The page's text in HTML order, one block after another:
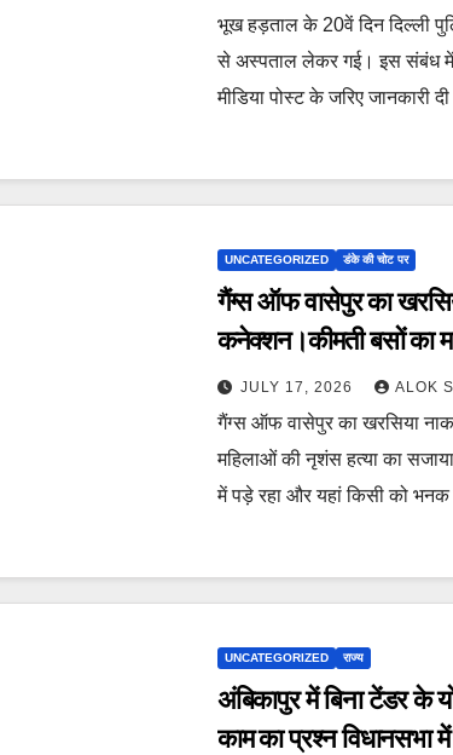
प्रदर्शनकारियों से शांति
भूख हड़ताल के 20वें दिन दिल्ली
से अस्पताल लेकर गई। इस संबंध में
मीडिया पोस्ट के जरिए जानकारी
UNCATEGORIZED डंके की चोट पर
गैंग्स ऑफ वासेपुर का
कनेक्शन।कीमती बसों का
इनकी भी जांच एक कड़ी….
JULY 17, 2026 ALOK
गैंग्स ऑफ वासेपुर का खरसिया
महिलाओं की नृशंस हत्या का
में पड़े रहा और यहां किसी को
UNCATEGORIZED राज्य
अंबिकापुर में बिना टेंडर के
काम का प्रश्न विधानसभा में